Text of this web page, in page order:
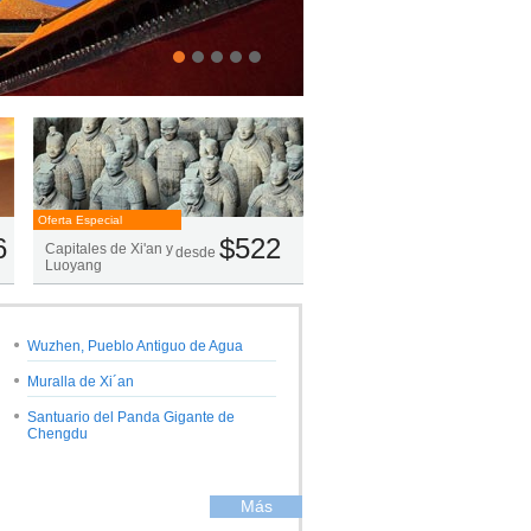
Oferta Especial
Capitales de Xi'an y
Luoyang
desde $522
Wuzhen, Pueblo Antiguo de Agua
Muralla de Xi´an
Santuario del Panda Gigante de
Chengdu
Más